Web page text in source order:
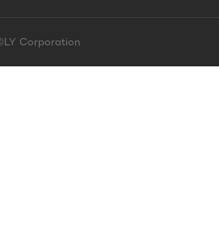
Corporation
了しました | LINE占い